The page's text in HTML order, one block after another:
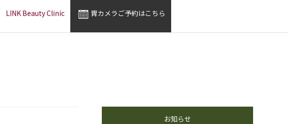
胃カメラご予約はこちら
LINK Beauty Clinic
お知らせ